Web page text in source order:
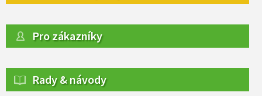
Pro zákazníky
Rady & návody